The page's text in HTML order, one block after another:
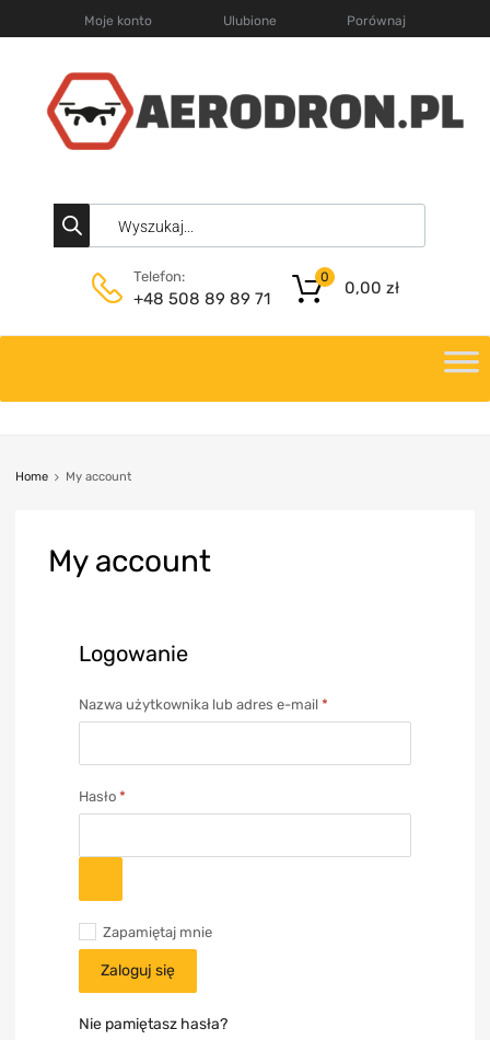
Moje konto Ulubione Porównaj
Telefon:
+48 508 89 89 71
0,00 zł
0
Home My account
Myaccount
Logowanie
Nazwa użytkownika lub adres e-mail *
Hasło *
Zapamiętaj mnie
Zaloguj się
Nie pamiętasz hasła?